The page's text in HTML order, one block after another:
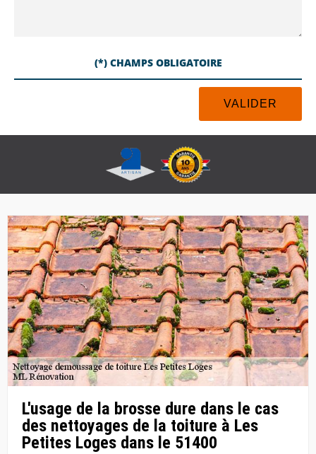
(*) CHAMPS OBLIGATOIRE
L'usage de la brosse dure dans le cas
des nettoyages de la toiture à Les
Petites Loges dans le 51400